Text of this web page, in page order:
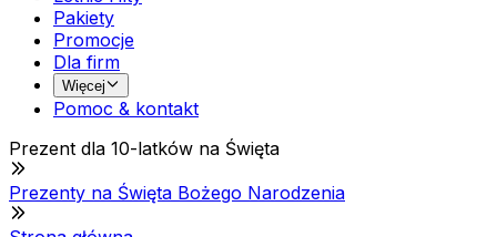
Pakiety
Promocje
Dla firm
Więcej
Pomoc & kontakt
Prezent dla 10-latków na Święta
Prezenty na Święta Bożego Narodzenia